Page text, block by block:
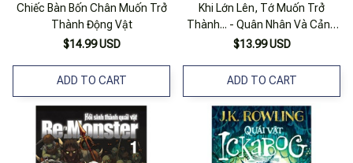
Chiếc Bàn Bốn Chân Muốn Trở
Thành Động Vật
$14.99 USD
ADD TO CART
Khi Lớn Lên, Tớ Muốn Trở
Thành... - Quân Nhân Và Cảnh
Sát
$13.99 USD
ADD TO CART